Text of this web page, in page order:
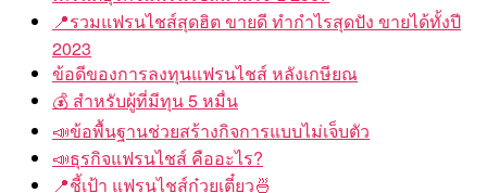
รวมแฟรนไชส์สุดฮิต ขายดี ทำกำไรสุดปัง ขายได้ทั้งปี
2023
ข้อดีของการลงทุนแฟรนไชส์ หลังเกษียณ
สำหรับผู้ที่มีทุน 5 หมื่น
ข้อพื้นฐานช่วยสร้างกิจการแบบไม่เจ็บตัว
ธุรกิจแฟรนไชส์ คืออะไร?
ชี้เป้า แฟรนไชส์ก๋วยเตี๋ยว